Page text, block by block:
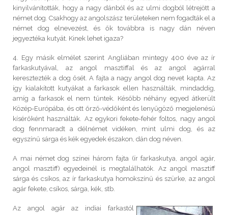
kinyilvánították, hogy a nagy dánból és az ulmi dogból létrejött a
német dog. Csakhogy az angolszász területeken nem fogadták el a
német dog elnevezést, és ők továbbra is nagy dán néven
jegyeztéka kutyát. Kinek lehet igaza?
4. Egy másik elmélet szerint Angliában mintegy 400 éve az ír
farkaskutyával, az angol masztiffal és az angol agárral
keresztezték a dog ősét. A fajta a nagy angol dog nevet kapta. Az
így kialakított kutyákat a farkasok ellen használták, mindaddig,
amíg a farkasok el nem tűntek. Később néhány egyed átkerült
Közép-Európába, és ott őrző-védőként és lenyűgöző megjelenésű
kísérőként használták. Az egykori fekete-fehér foltos, nagy angol
dog fennmaradt a délnémet vidéken, mint ulmi dog, és az
egyszínű sárga és kék egyedek északon, dán dog néven.
A mai német dog színei három fajta (ír farkaskutya, angol agár,
angol masztiff) egyedeinél is megtalálhatók. Az angol masztiff
sárga és csíkos, az ír farkaskutya homokszínű és szürke, az angol
agár fekete, csíkos, sárga, kék, stb.
Az angol agár az indiai farkastól